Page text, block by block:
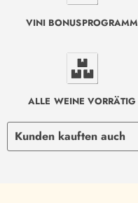
VINI BONUSPROGRAMM
ALLE WEINE VORRÄTIG
Kunden kauften auch